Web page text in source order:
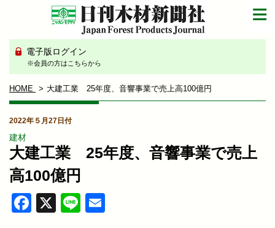
電子版ログイン
※会員の方はこちらから
HOME 大建工業 25年度、音響事業で売上高100億円
2022年５月27日付
建材
大建工業 25年度、音響事業で売上
高100億円
Facebook
X Line